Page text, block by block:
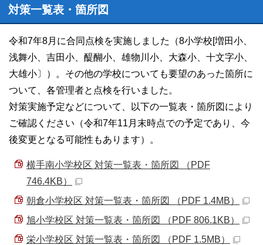
対策一覧表・箇所図
令和7年8月に合同点検を実施しました（8小学校[増田小、
浅舞小、吉田小、醍醐小、雄物川小、大森小、十文字小、
大雄小〕）。その他の学校についても要望のあった箇所に
ついて、各管理者と点検を行いました。
対策実施予定などについて、以下の一覧表・箇所図により
ご確認ください（令和7年11月末時点での予定であり、今
後変更となる可能性もあります）。
横手南小学校区 対策一覧表・箇所図 （PDF
746.4KB）
朝倉小学校区 対策一覧表・箇所図 （PDF 1.4MB）
旭小学校区 対策一覧表・箇所図 （PDF 806.1KB）
栄小学校区 対策一覧表・箇所図 （PDF 1.5MB）